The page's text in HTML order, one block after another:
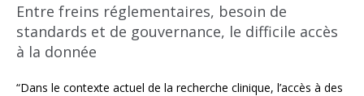
Entre freins réglementaires, besoin de
standards et de gouvernance, le difficile accès
à la donnée
“Dans le contexte actuel de la recherche clinique, l’accès à des